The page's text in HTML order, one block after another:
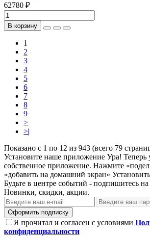
62780 ₽
В корзину
1
2
3
4
5
6
7
8
9
>
>|
Показано с 1 по 12 из 943 (всего 79
Установите наше приложение Ура! Теперь
собственное приложение. Нажмите
«добавить на домашний экран» Установить
Будьте в центре событий - подпишитесь
Новинки, скидки, акции.
Оформить подписку
Я прочитал и согласен с условиями
конфиденциальности